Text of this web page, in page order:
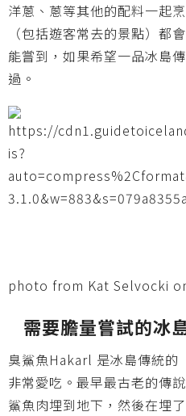
洋蔥、蔥等其他的配料一起
（包括遊客常去的景點）都
能嘗到，如果希望一品冰島
過。
photo from Kat Selvocki
需要膽量嘗試的冰
臭鯊魚Hakarl 是冰島傳統的
非常愛吃。最早最古老的傳
鯊魚肉埋到地下，然後在埋